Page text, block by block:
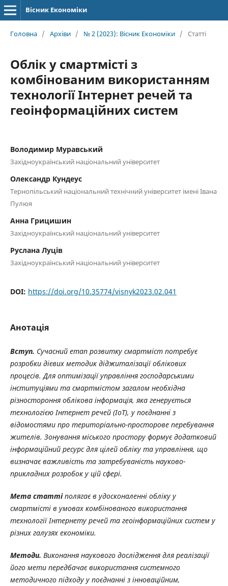
Вісник Економіки
Головна / Архіви / № 2 (2023): Вісник Економіки / Статті
Облік у смартмісті з
комбінованим використанням
технології Інтернет речей та
геоінформаційних систем
Володимир Муравський
Західноукраїнський національний університет
Олександр Кундеус
Тернопільський національний технічний університет імені Івана
Пулюя
Анна Грицишин
Західноукраїнський національний університет
Руслана Луців
Західноукраїнський національний університет
DOI: https://doi.org/10.35774/visnyk2023.02.041
Анотація
Вступ. Сучасний етап розвитку смартміст потребує
розробки дієвих методик діджиталізації облікових
процесів. Для оптимізації управління господарськими
інституціями та смартмістом загалом необхідна
різностороння облікова інформація, яка генерується
технологією Інтернет речей (ІоТ), у поєднанні з
відомостями про територіально-просторове перебування
жителів. Зонування міського простору формує додатковий
інформаційний ресурс для цілей обліку та управління, що
визначає важливість та затребуваність науково-
прикладних розробок у цій сфері.
Мета статтіполягає в удосконаленні обліку у
смартмісті в умовах комбінованого використання
технології Інтернету речей та геоінформаційних систем у
різних галузях економіки.
Методи. Виконання наукового дослідження для реалізації
його мети передбачає використання системного
методичного підходу у поєднанні з інноваційним,